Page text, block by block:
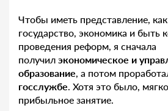
Чтобы иметь представление,
государство, экономика и быть
проведения реформ, я сначала
получил экономическое и
образование, а потом
госслужбе. Хотя это было,
прибыльное занятие.